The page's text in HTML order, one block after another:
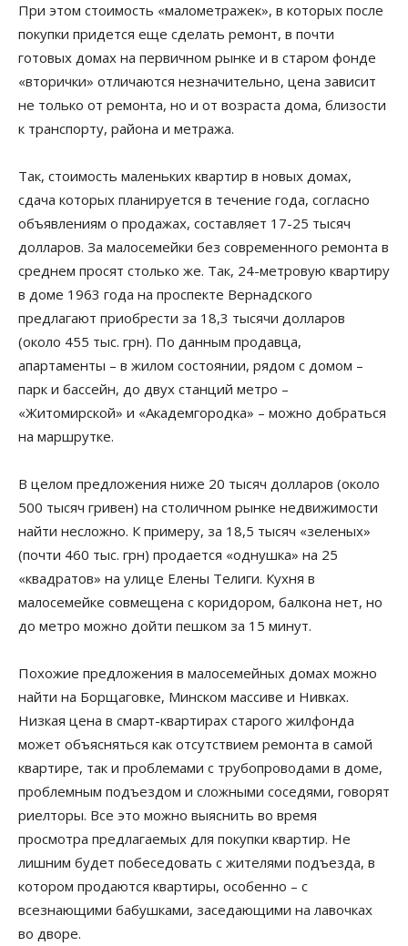
При этом стоимость «малометражек», в которых после
покупки придется еще сделать ремонт, в почти
готовых домах на первичном рынке и в старом фонде
«вторички» отличаются незначительно, цена зависит
не только от ремонта, но и от возраста дома, близости
к транспорту, района и метража.
Так, стоимость маленьких квартир в новых домах,
сдача которых планируется в течение года, согласно
объявлениям о продажах, составляет 17-25 тысяч
долларов. За малосемейки без современного ремонта в
среднем просят столько же. Так, 24-метровую квартиру
в доме 1963 года на проспекте Вернадского
предлагают приобрести за 18,3 тысячи долларов
(около 455 тыс. грн). По данным продавца,
апартаменты – в жилом состоянии, рядом с домом –
парк и бассейн, до двух станций метро –
«Житомирской» и «Академгородка» – можно добраться
на маршрутке.
В целом предложения ниже 20 тысяч долларов (около
500 тысяч гривен) на столичном рынке недвижимости
найти несложно. К примеру, за 18,5 тысяч «зеленых»
(почти 460 тыс. грн) продается «однушка» на 25
«квадратов» на улице Елены Телиги. Кухня в
малосемейке совмещена с коридором, балкона нет, но
до метро можно дойти пешком за 15 минут.
Похожие предложения в малосемейных домах можно
найти на Борщаговке, Минском массиве и Нивках.
Низкая цена в смарт-квартирах старого жилфонда
может объясняться как отсутствием ремонта в самой
квартире, так и проблемами с трубопроводами в доме,
проблемным подъездом и сложными соседями, говорят
риелторы. Все это можно выяснить во время
просмотра предлагаемых для покупки квартир. Не
лишним будет побеседовать с жителями подъезда, в
котором продаются квартиры, особенно – с
всезнающими бабушками, заседающими на лавочках
во дворе.